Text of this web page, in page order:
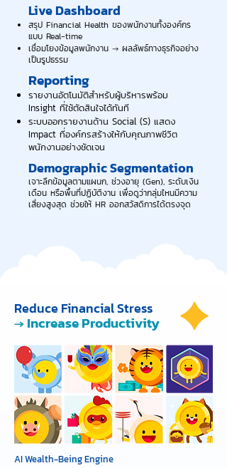
Live Dashboard
สรุป Financial Health ของพนักงานทั้งองค์กร
แบบ Real-time
เชื่อมโยงข้อมูลพนักงาน → ผลลัพธ์ทางธุรกิจอย่าง
เป็นรูปธรรม
Reporting
รายงานอัตโนมัติสำหรับผู้บริหารพร้อม
Insight ที่ใช้ตัดสินใจได้ทันที
ระบบออกรายงานด้าน Social (S) แสดง
Impact ที่องค์กรสร้างให้กับคุณภาพชีวิต
พนักงานอย่างชัดเจน
Demographic Segmentation
เจาะลึกข้อมูลตามแผนก, ช่วงอายุ (Gen), ระดับเงิน
เดือน หรือพื้นที่ปฏิบัติงาน เพื่อดูว่ากลุ่มไหนมีความ
เสี่ยงสูงสุด ช่วยให้ HR ออกสวัสดิการได้ตรงจุด
Reduce Financial Stress
→ Increase Productivity
AI Wealth-Being Engine